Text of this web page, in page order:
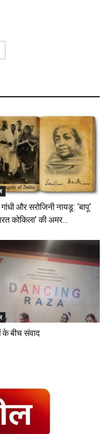
गांधी और सरोजिनी नायडू: ‘बापू’
कोकिला’ की अमर...
बीच संवाद